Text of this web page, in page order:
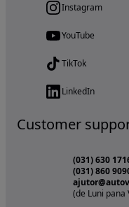
Instagram
YouTube
TikTok
LinkedIn
Customer
(031) 630
(031) 860
(de Luni pana